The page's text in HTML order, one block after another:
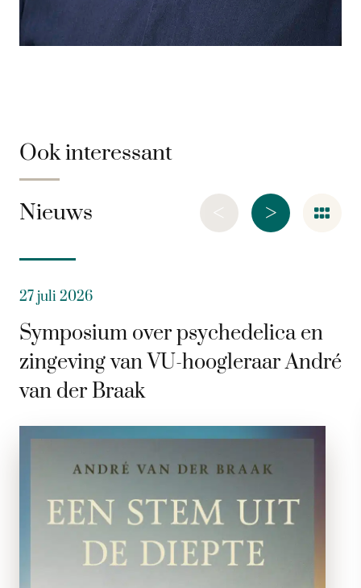
Ook interessant
Nieuws >
<
27 juli 2026
Symposium over psychedelica en
zingeving van VU-hoogleraar André
van der Braak